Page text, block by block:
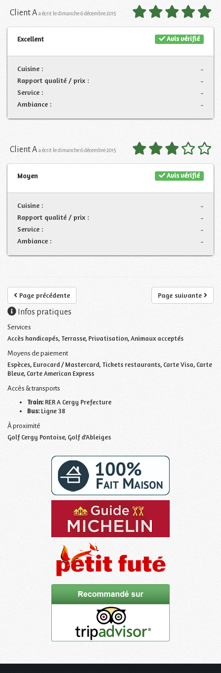
Client A a écrit le dimanche 6 décembre 2015
Avis vérifié
Excellent
-
Cuisine :
-
Rapport qualité / prix :
-
Service :
-
Ambiance :
Client A a écrit le dimanche 6 décembre 2015
Avis vérifié
Moyen
-
Cuisine :
-
Rapport qualité / prix :
-
Service :
-
Ambiance :
Page suivante
Page précédente
Infos pratiques
Services
Accès handicapés, Terrasse, Privatisation, Animaux acceptés
Moyens de paiement
Espèces, Eurocard / Mastercard, Tickets restaurants, Carte Visa, Carte
Bleue, Carte American Express
Accès & transports
Train: RER A Cergy Prefecture
Bus: Ligne 38
À proximité
Golf Cergy Pontoise, Golf d'Ableiges